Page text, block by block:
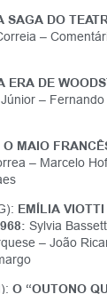
SAGA DO
–
ERA DE
–
O MAIO
– Marcelo
EMÍLIA VIOTTI
Sylvia
– João
O “OUTONO